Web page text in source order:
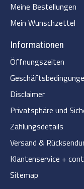
Meine Bestellungen
Mein Wunschzettel
Informationen
Öffnungszeiten
Disclaimer
Privatsphäre und
Zahlungsdetails
Versand &
Klantenservice +
Sitemap